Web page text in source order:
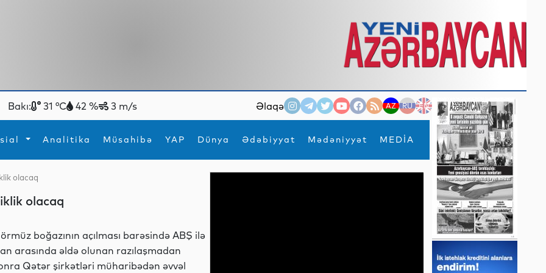
Bakı: 31 °C 42 % 3 m/s Əlaqə AZ RU EN
Analitika Müsahibə YAP Dünya Ədəbiyyat Mədəniyyət MEDİA
×
İdmanYeni texnologiyalar
olacaq
olacaq
boğazının açılması barəsində ABŞ ilə
arasında əldə olunan razılaşmadan
Qətər şirkətləri müharibədən əvvəl